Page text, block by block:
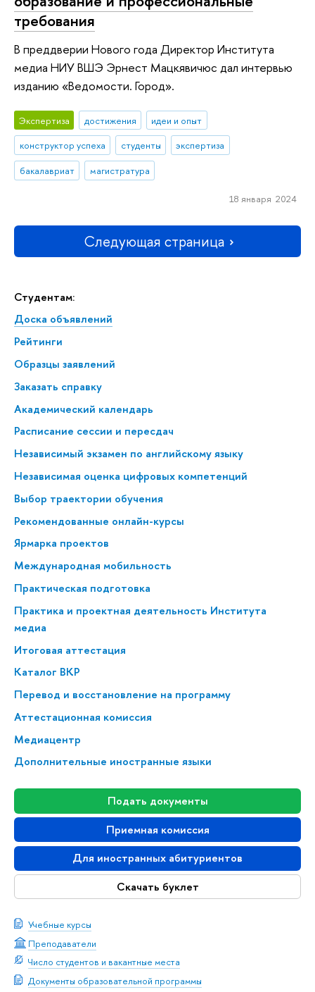
Студентам:
Доска объявлений
Рейтинги
Образцы заявлений
Заказать справку
Академический календарь
Расписание сессии и пересдач
Независимый экзамен по английскому языку
Независимая оценка цифровых компетенций
Выбор траектории обучения
Рекомендованные онлайн-курсы
Ярмарка проектов
Международная мобильность
Практическая подготовка
Практика и проектная деятельность Института
медиа
Итоговая аттестация
Каталог ВКР
Перевод и восстановление на программу
Аттестационная комиссия
Медиацентр
Дополнительные иностранные языки
Подать документы
Приемная комиссия
Для иностранных абитуриентов
Скачать буклет
Учебные курсы
Преподаватели
Число студентов и вакантные места
Документы образовательной программы
требования
В преддверии Нового года Директор Института
медиа НИУ ВШЭ Эрнест Мацкявичюс дал интервью
изданию «Ведомости. Город».
Экспертиза достижения
идеи и опыт
конструктор успеха
студенты
экспертиза
бакалавриат
магистратура
18 января 2024
Следующая страница